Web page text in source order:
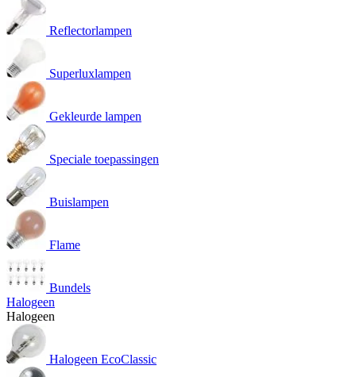
Reflectorlampen
Superluxlampen
Gekleurde lampen
Speciale toepassingen
Buislampen
Flame
Bundels
Halogeen
Halogeen
Halogeen EcoClassic